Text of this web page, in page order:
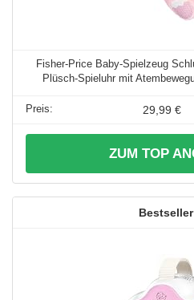
Fisher-Price Baby-Spielzeug
Plüsch-Spieluhr mit
29,99 €
ZUM TOP